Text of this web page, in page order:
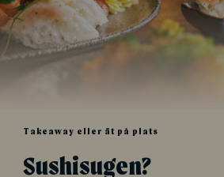
Takeaway eller ät på plats
Sushisugen?